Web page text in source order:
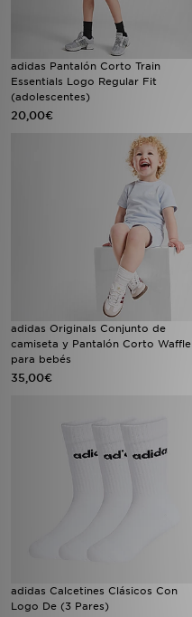
adidas Pantalón Corto Train
Essentials Logo Regular Fit
(adolescentes)
20,00€
adidas Originals Conjunto de
camiseta y Pantalón Corto Waffle
para bebés
35,00€
adidas Calcetines Clásicos Con
Logo De (3 Pares)